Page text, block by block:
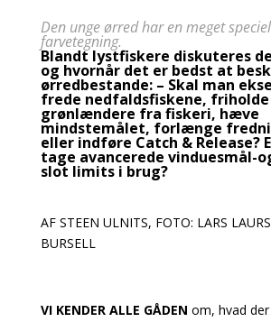
Den unge ørred har en meget
farvetegning.
Blandt lystfiskere diskuteres
og hvornår det er bedst at
ørredbestande: – Skal man
frede nedfaldsfiskene, friholde
grønlændere fra fiskeri, hæve
mindstemålet, forlænge
eller indføre Catch & Release?
tage avancerede vinduesmål-
slot limits i brug?
AF STEEN ULNITS, FOTO: LARS
BURSELL
VI KENDER ALLE GÅDEN om, hvad